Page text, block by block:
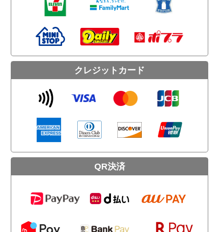
クレジットカード
QR決済